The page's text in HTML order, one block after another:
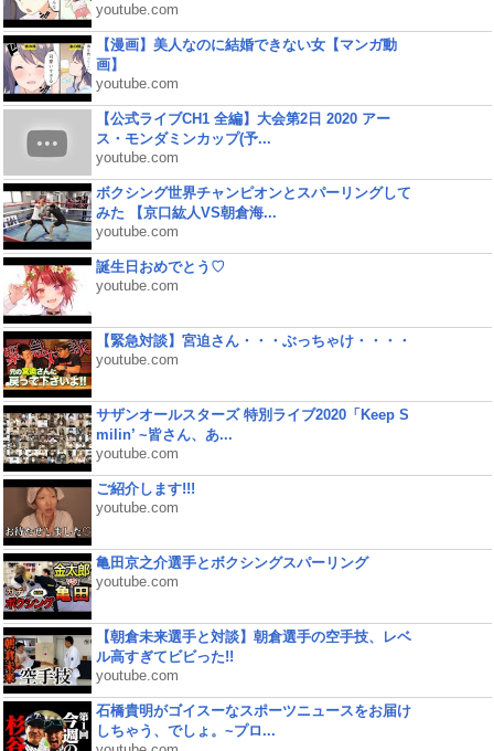
youtube.com
【漫画】美人なのに結婚できない女【マンガ動
画】
youtube.com
【公式ライブCH1 全編】大会第2日 2020 アー
ス・モンダミンカップ(予...
youtube.com
ボクシング世界チャンピオンとスパーリングして
みた 【京口紘人VS朝倉海...
youtube.com
誕生日おめでとう♡
youtube.com
【緊急対談】宮迫さん・・・ぶっちゃけ・・・・
youtube.com
サザンオールスターズ 特別ライブ2020「Keep S
milin’ ~皆さん、あ...
youtube.com
ご紹介します!!!
youtube.com
亀田京之介選手とボクシングスパーリング
youtube.com
【朝倉未来選手と対談】朝倉選手の空手技、レベ
ル高すぎてビビった!!
youtube.com
石橋貴明がゴイスーなスポーツニュースをお届け
しちゃう、でしょ。~プロ...